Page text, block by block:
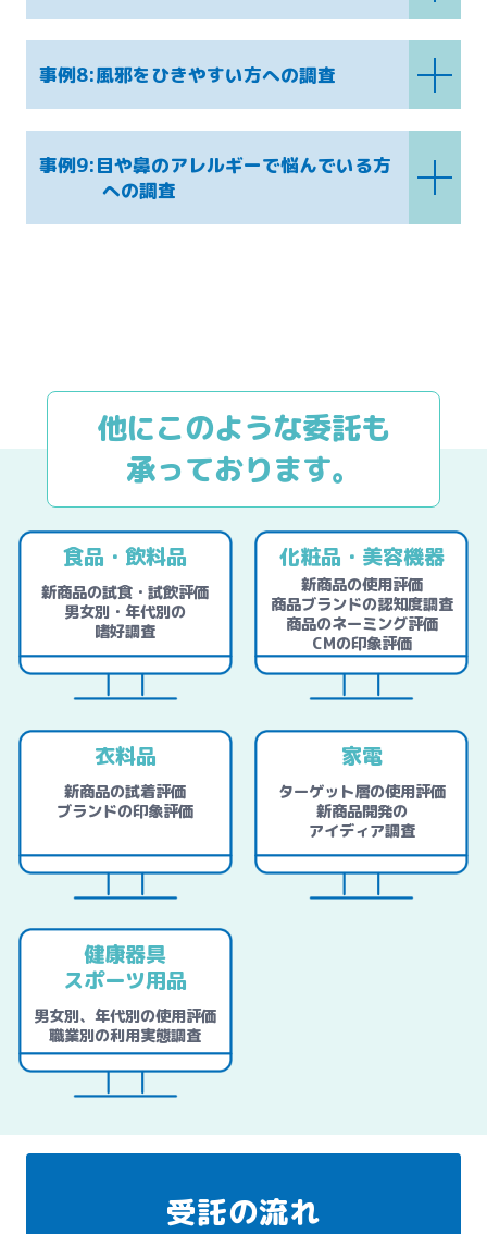
事例8:風邪をひきやすい方への調査
事例9:目や鼻のアレルギーで悩んでいる方
への調査
他にこのような委託も
承っております。
食品・飲料品
新商品の試食・試飲評価
男女別・年代別の
嗜好調査
化粧品・美容機器
新商品の使用評価
商品ブランドの認知度調査
商品のネーミング評価
CMの印象評価
健康器具
スポーツ用品
男女別、年代別の使用評価
職業別の利用実態調査
衣料品
新商品の試着評価
ブランドの印象評価
家電
ターゲット層の使用評価
新商品開発の
アイディア調査
受託の流れ